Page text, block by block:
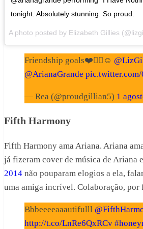
tonight. Absolutely stunning. So proud.
A photo posted by Elizabeth Gillies
Friendship goals❤️👌🏻☺️
@ArianaGrande
— Rea (@proudgillian5) 1
Fifth Harmony
Fifth Harmony ama Ariana. Ariana
já fizeram cover de música de Ariana
2014 não pouparam elogios a ela,
uma amiga incrível. Colaboração, por
Bbbeeeeaaautifulll
http://t.co/LnRe6QxRCv